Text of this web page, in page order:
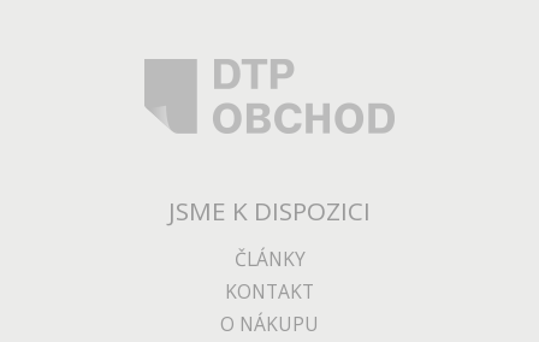
JSME K DISPOZICI
ČLÁNKY
KONTAKT
O NÁKUPU